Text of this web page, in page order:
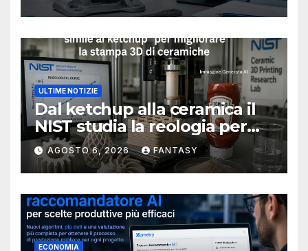
ULTIME NOTIZIE
Dal ketchup alla ceramica il
NIST studia la reologia per
rendere più affidabile la
stampa 3D
AGOSTO 6, 2026 FANTASY
ECONOMIA